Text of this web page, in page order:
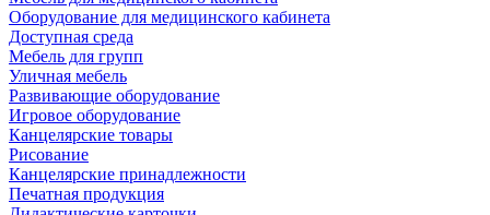
Оборудование для медицинского кабинета
Доступная среда
Мебель для групп
Уличная мебель
Развивающие оборудование
Игровое оборудование
Канцелярские товары
Рисование
Канцелярские принадлежности
Печатная продукция